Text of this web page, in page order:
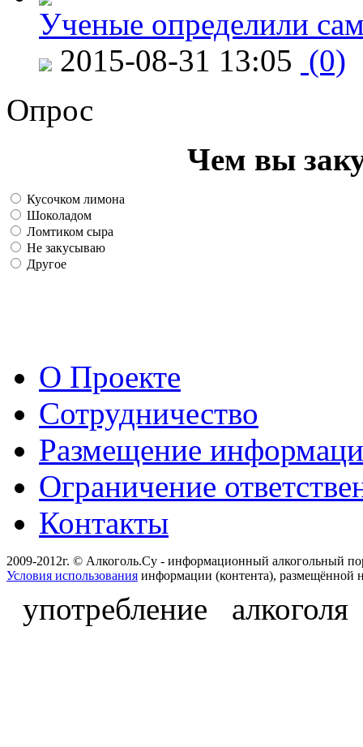
Ученые определили
2015-08-31 13:05 (0)
Опрос
Чем вы
Кусочком лимона
Шоколадом
Ломтиком сыра
Не закусываю
Другое
О Проекте
Сотрудничество
Размещение
Ограничение
Контакты
2009-2012г. © Алкоголь.Су - информационный алкогольный
Условия использования информации (контента), размещённой
употребление